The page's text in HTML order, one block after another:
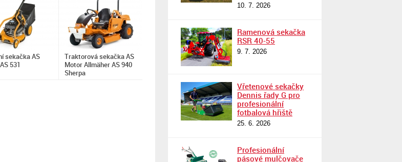
sekačka AS
531
Traktorová sekačka AS
Motor Allmäher AS 940
Sherpa
10. 7. 2026
Ramenová sekačka
RSR 40-55
9. 7. 2026
Vřetenové sekačky
Dennis řady G pro
profesionální
fotbalová hřiště
25. 6. 2026
Profesionální
pásové mulčovače